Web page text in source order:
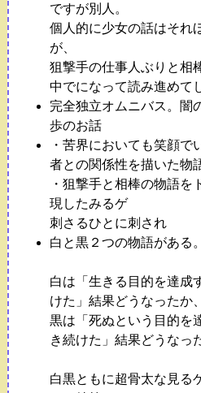
ですが別人。
個人的に少女の話はそれ
が、
狙撃手の仕事人ぶりと相
中でになって読み進めて
完全独立オムニバス。闇
歩のお話
・苦界においても笑顔
者との関係性を描いた物
・狙撃手と相棒の物語を
現したみるゲ
刺さるひとに刺され
白と黒２つの物語がある。
白は「生きる目的を達成
けた」結果どうなったか、
黒は「死ぬという目的を
き続けた」結果どうなっ
白黒ともに超骨太な見る